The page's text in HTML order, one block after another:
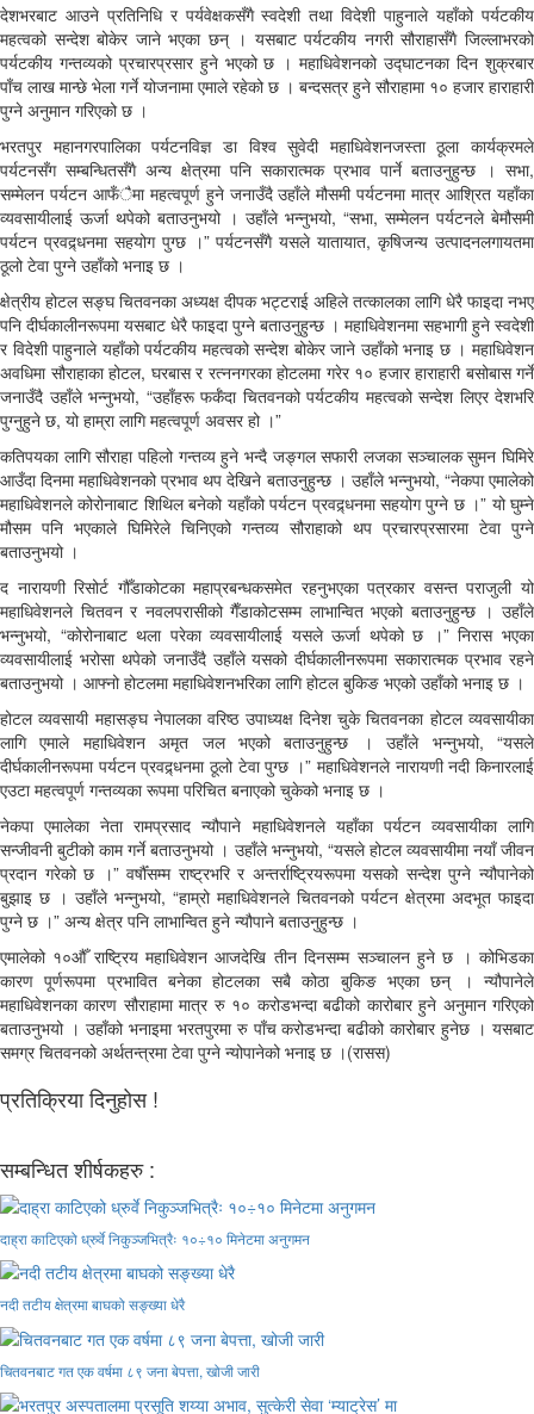
देशभरबाट आउने प्रतिनिधि र पर्यवेक्षकसँगै स्वदेशी तथा विदेशी पाहुनाले यहाँको पर्यटकीय
महत्वको सन्देश बोकेर जाने भएका छन् । यसबाट पर्यटकीय नगरी सौराहासँगै जिल्लाभरको
पर्यटकीय गन्तव्यको प्रचारप्रसार हुने भएको छ । महाधिवेशनको उद्घाटनका दिन शुक्रबार
पाँच लाख मान्छे भेला गर्ने योजनामा एमाले रहेको छ । बन्दसत्र हुने सौराहामा १० हजार हाराहारी
पुग्ने अनुमान गरिएको छ ।
भरतपुर महानगरपालिका पर्यटनविज्ञ डा विश्व सुवेदी महाधिवेशनजस्ता ठूला कार्यक्रमले
पर्यटनसँग सम्बन्धितसँगै अन्य क्षेत्रमा पनि सकारात्मक प्रभाव पार्ने बताउनुहुन्छ । सभा,
सम्मेलन पर्यटन आफँैमा महत्वपूर्ण हुने जनाउँदै उहाँले मौसमी पर्यटनमा मात्र आश्रित यहाँका
व्यवसायीलाई ऊर्जा थपेको बताउनुभयो । उहाँले भन्नुभयो, “सभा, सम्मेलन पर्यटनले बेमौसमी
पर्यटन प्रवद्र्धनमा सहयोग पुग्छ ।” पर्यटनसँगै यसले यातायात, कृषिजन्य उत्पादनलगायतमा
ठूलो टेवा पुग्ने उहाँको भनाइ छ ।
क्षेत्रीय होटल सङ्घ चितवनका अध्यक्ष दीपक भट्टराई अहिले तत्कालका लागि धेरै फाइदा नभए
पनि दीर्घकालीनरूपमा यसबाट धेरै फाइदा पुग्ने बताउनुहुन्छ । महाधिवेशनमा सहभागी हुने स्वदेशी
र विदेशी पाहुनाले यहाँको पर्यटकीय महत्वको सन्देश बोकेर जाने उहाँको भनाइ छ । महाधिवेशन
अवधिमा सौराहाका होटल, घरबास र रत्ननगरका होटलमा गरेर १० हजार हाराहारी बसोबास गर्ने
जनाउँदै उहाँले भन्नुभयो, “उहाँहरू फर्कँदा चितवनको पर्यटकीय महत्वको सन्देश लिएर देशभरि
पुग्नुहुने छ, यो हाम्रा लागि महत्वपूर्ण अवसर हो ।”
कतिपयका लागि सौराहा पहिलो गन्तव्य हुने भन्दै जङ्गल सफारी लजका सञ्चालक सुमन घिमिरे
आउँदा दिनमा महाधिवेशनको प्रभाव थप देखिने बताउनुहुन्छ । उहाँले भन्नुभयो, “नेकपा एमालेको
महाधिवेशनले कोरोनाबाट शिथिल बनेको यहाँको पर्यटन प्रवद्र्धनमा सहयोग पुग्ने छ ।” यो घुम्ने
मौसम पनि भएकाले घिमिरेले चिनिएको गन्तव्य सौराहाको थप प्रचारप्रसारमा टेवा पुग्ने
बताउनुभयो ।
द नारायणी रिसोर्ट गौँडाकोटका महाप्रबन्धकसमेत रहनुभएका पत्रकार वसन्त पराजुली यो
महाधिवेशनले चितवन र नवलपरासीको गैँडाकोटसम्म लाभान्वित भएको बताउनुहुन्छ । उहाँले
भन्नुभयो, “कोरोनाबाट थला परेका व्यवसायीलाई यसले ऊर्जा थपेको छ ।” निरास भएका
व्यवसायीलाई भरोसा थपेको जनाउँदै उहाँले यसको दीर्घकालीनरूपमा सकारात्मक प्रभाव रहने
बताउनुभयो । आफ्नो होटलमा महाधिवेशनभरिका लागि होटल बुकिङ भएको उहाँको भनाइ छ ।
होटल व्यवसायी महासङ्घ नेपालका वरिष्ठ उपाध्यक्ष दिनेश चुके चितवनका होटल व्यवसायीका
लागि एमाले महाधिवेशन अमृत जल भएको बताउनुहुन्छ । उहाँले भन्नुभयो, “यसले
दीर्घकालीनरूपमा पर्यटन प्रवद्र्धनमा ठूलो टेवा पुग्छ ।” महाधिवेशनले नारायणी नदी किनारलाई
एउटा महत्वपूर्ण गन्तव्यका रूपमा परिचित बनाएको चुकेको भनाइ छ ।
नेकपा एमालेका नेता रामप्रसाद न्यौपाने महाधिवेशनले यहाँका पर्यटन व्यवसायीका लागि
सन्जीवनी बुटीको काम गर्ने बताउनुभयो । उहाँले भन्नुभयो, “यसले होटल व्यवसायीमा नयाँ जीवन
प्रदान गरेको छ ।” वर्षौँसम्म राष्ट्रभरि र अन्तर्राष्ट्रियरूपमा यसको सन्देश पुग्ने न्यौपानेको
बुझाइ छ । उहाँले भन्नुभयो, “हाम्रो महाधिवेशनले चितवनको पर्यटन क्षेत्रमा अदभूत फाइदा
पुग्ने छ ।” अन्य क्षेत्र पनि लाभान्वित हुने न्यौपाने बताउनुहुन्छ ।
एमालेको १०औँ राष्ट्रिय महाधिवेशन आजदेखि तीन दिनसम्म सञ्चालन हुने छ । कोभिडका
कारण पूर्णरूपमा प्रभावित बनेका होटलका सबै कोठा बुकिङ भएका छन् । न्यौपानेले
महाधिवेशनका कारण सौराहामा मात्र रु १० करोडभन्दा बढीको कारोबार हुने अनुमान गरिएको
बताउनुभयो । उहाँको भनाइमा भरतपुरमा रु पाँच करोडभन्दा बढीको कारोबार हुनेछ । यसबाट
समग्र चितवनको अर्थतन्त्रमा टेवा पुग्ने न्योपानेको भनाइ छ ।(रासस)
प्रतिक्रिया दिनुहोस !
सम्बन्धित शीर्षकहरु :
दाह्रा काटिएको ध्रुर्वे निकुञ्जभित्रैः १०÷१० मिनेटमा अनुगमन
नदी तटीय क्षेत्रमा बाघको सङ्ख्या धेरै
चितवनबाट गत एक वर्षमा ८९ जना बेपत्ता, खोजी जारी